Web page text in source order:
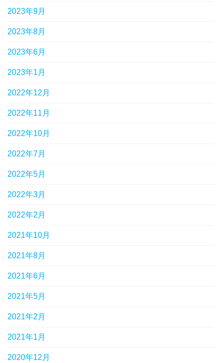
2023年9月
2023年8月
2023年6月
2023年1月
2022年12月
2022年11月
2022年10月
2022年7月
2022年5月
2022年3月
2022年2月
2021年10月
2021年8月
2021年6月
2021年5月
2021年2月
2021年1月
2020年12月